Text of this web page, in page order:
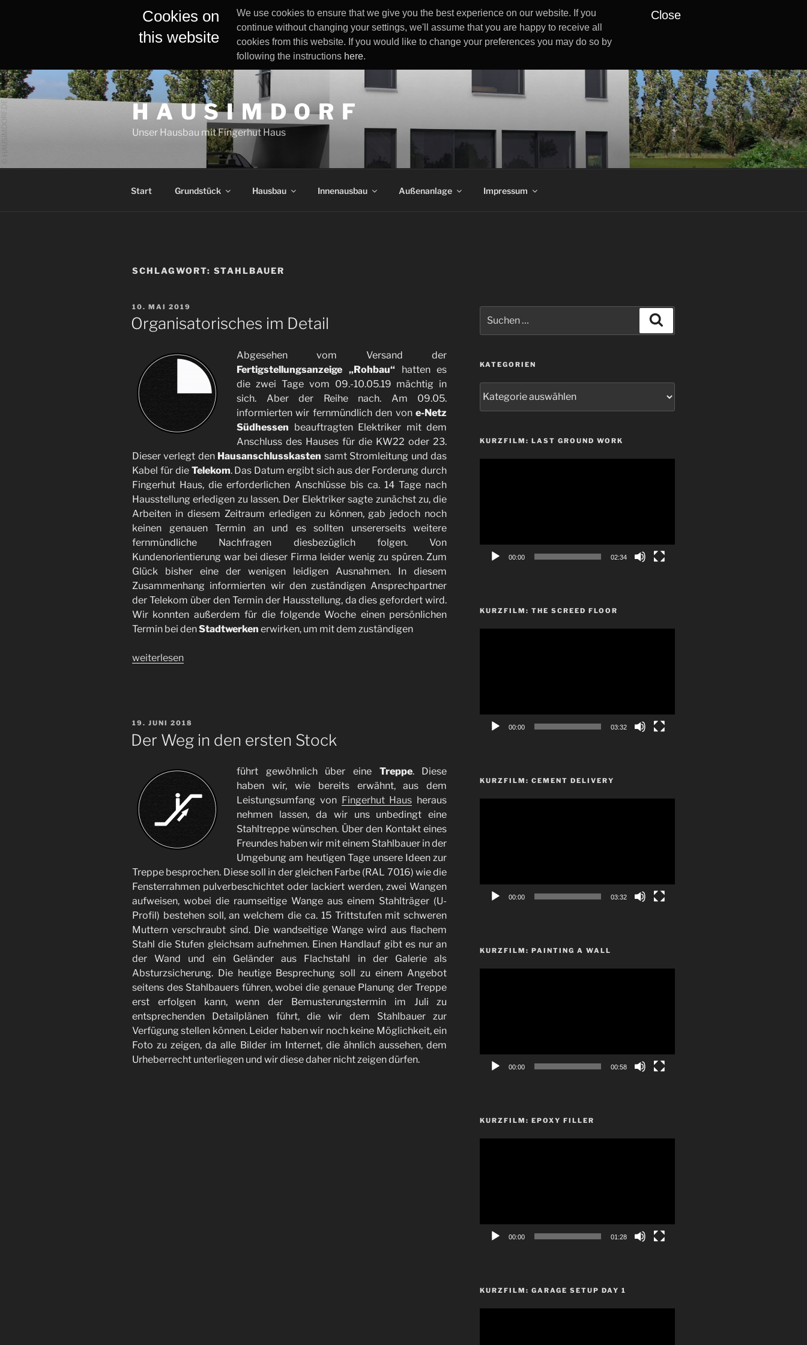
Cookies on
this website
We use cookies to ensure that we give you the best experience on our website. If you
continue without changing your settings, we'll assume that you are happy to receive all
cookies from this website. If you would like to change your preferences you may do so by
following the instructions here.
Close
Zum
Inhalt
springen
H A U S I M D O R F
Unser Hausbau mit Fingerhut Haus
Start Grundstück Hausbau Innenausbau Außenanlage Impressum
SCHLAGWORT: STAHLBAUER
VERÖFFENTLICHT
AM
10. MAI 2019
Organisatorisches im Detail
Abgesehen vom Versand der
Fertigstellungsanzeige „Rohbau“hatten es
die zwei Tage vom 09.-10.05.19 mächtig in
sich. Aber der Reihe nach. Am 09.05.
informierten wir fernmündlich den vone-Netz
Südhessen beauftragten Elektriker mit dem
Anschluss des Hauses für die KW22 oder 23.
Dieser verlegt den Hausanschlusskasten samt Stromleitung und das
Kabel für die Telekom. Das Datum ergibt sich aus der Forderung durch
Fingerhut Haus, die erforderlichen Anschlüsse bis ca. 14 Tage nach
Hausstellung erledigen zu lassen. Der Elektriker sagte zunächst zu, die
Arbeiten in diesem Zeitraum erledigen zu können, gab jedoch noch
keinen genauen Termin an und es sollten unsererseits weitere
fernmündliche Nachfragen diesbezüglich folgen. Von
Kundenorientierung war bei dieser Firma leider wenig zu spüren. Zum
Glück bisher eine der wenigen leidigen Ausnahmen. In diesem
Zusammenhang informierten wir den zuständigen Ansprechpartner
der Telekom über den Termin der Hausstellung, da dies gefordert wird.
Wir konnten außerdem für die folgende Woche einen persönlichen
Termin bei denStadtwerken erwirken, um mit dem zuständigen
„Organisatorisches
weiterlesen
VERÖFFENTLICHT
19. JUNI 2018
Der Weg in den ersten Stock
führt gewöhnlich über eine Treppe. Diese
haben wir, wie bereits erwähnt, aus dem
Leistungsumfang von Fingerhut Haus heraus
nehmen lassen, da wir uns unbedingt eine
Stahltreppe wünschen. Über den Kontakt eines
Freundes haben wir mit einem Stahlbauer in der
Umgebung am heutigen Tage unsere Ideen zur
Treppe besprochen. Diese soll in der gleichen Farbe (RAL 7016) wie die
Fensterrahmen pulverbeschichtet oder lackiert werden, zwei Wangen
aufweisen, wobei die raumseitige Wange aus einem Stahlträger (U-
Profil) bestehen soll, an welchem die ca. 15 Trittstufen mit schweren
Muttern verschraubt sind. Die wandseitige Wange wird aus flachem
Stahl die Stufen gleichsam aufnehmen. Einen Handlauf gibt es nur an
der Wand und ein Geländer aus Flachstahl in der Galerie als
Absturzsicherung. Die heutige Besprechung soll zu einem Angebot
seitens des Stahlbauers führen, wobei die genaue Planung der Treppe
erst erfolgen kann, wenn der Bemusterungstermin im Juli zu
entsprechenden Detailplänen führt, die wir dem Stahlbauer zur
Verfügung stellen können. Leider haben wir noch keine Möglichkeit, ein
Foto zu zeigen, da alle Bilder im Internet, die ähnlich aussehen, dem
Urheberrecht unterliegen und wir diese daher nicht zeigen dürfen.
nach:
KATEGORIEN
KURZFILM: LAST GROUND WORK
00:00 02:34
KURZFILM: THE SCREED FLOOR
00:00 03:32
KURZFILM: CEMENT DELIVERY
00:00 03:32
KURZFILM: PAINTING A WALL
00:00 00:58
KURZFILM: EPOXY FILLER
00:00 01:28
KURZFILM: GARAGE SETUP DAY 1